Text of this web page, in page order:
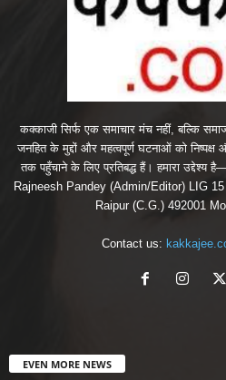
कक्काजी सिर्फ एक समाचार मंच नहीं, बल्कि
जनहित के मुद्दों और महत्वपूर्ण घटनाओं को निष्पक्ष
तक पहुँचाने के लिए प्रतिबद्ध हैं। हमारा उद्देश्य
Rajneesh Pandey (Admin/Editor) LIG
Raipur (C.G.) 492001
Contact us:
EVEN MORE NEWS